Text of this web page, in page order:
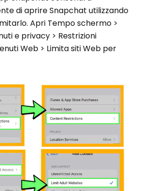
di aprire Snapchat utilizzando
Apri Tempo schermo >
e privacy > Restrizioni
Web > Limita siti Web per